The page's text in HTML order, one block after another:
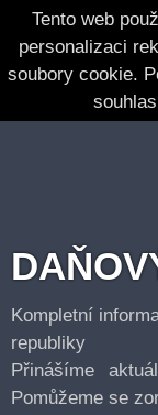
Tento web
personalizaci
soubory cookie.
Kompletní
republiky
Přinášíme
Pomůžeme se